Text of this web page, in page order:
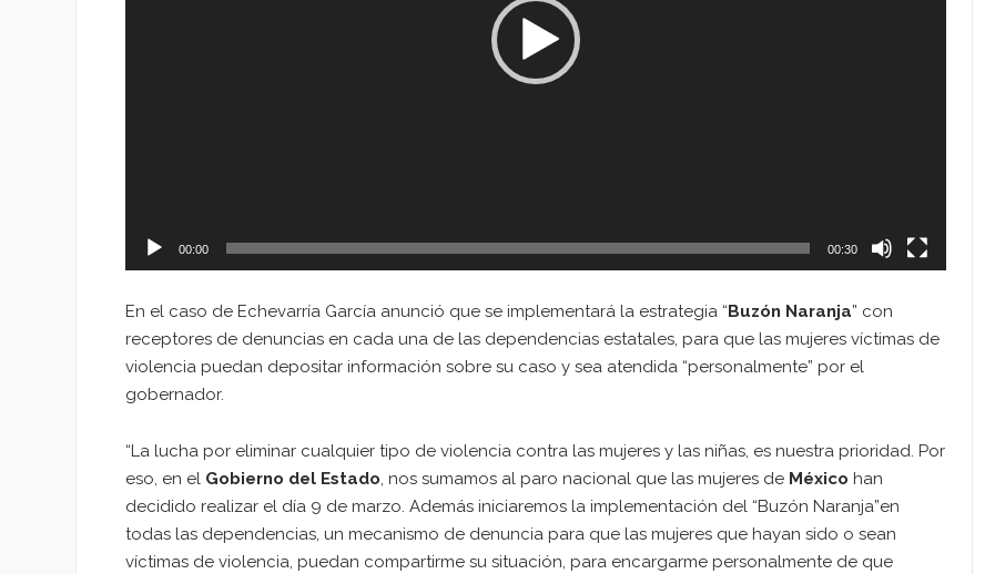
00:00 00:30
En el caso de Echevarría García anunció que se implementará la estrategia “ Buzón Naranja” con
receptores de denuncias en cada una de las dependencias estatales, para que las mujeres víctimas de
violencia puedan depositar información sobre su caso y sea atendida “personalmente” por el
gobernador.
“La lucha por eliminar cualquier tipo de violencia contra las mujeres y las niñas, es nuestra prioridad. Por
eso, en el Gobierno del Estado, nos sumamos al paro nacional que las mujeres de México han
decidido realizar el día 9 de marzo. Además iniciaremos la implementación del “Buzón Naranja”en
todas las dependencias, un mecanismo de denuncia para que las mujeres que hayan sido o sean
víctimas de violencia, puedan compartirme su situación, para encargarme personalmente de que